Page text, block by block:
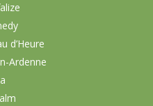
d’Heure
Ardenne